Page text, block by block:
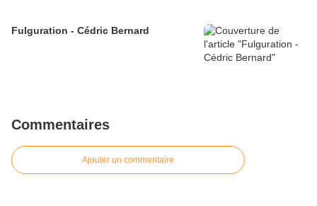
Fulguration - Cédric Bernard
Commentaires
Ajouter un commentaire